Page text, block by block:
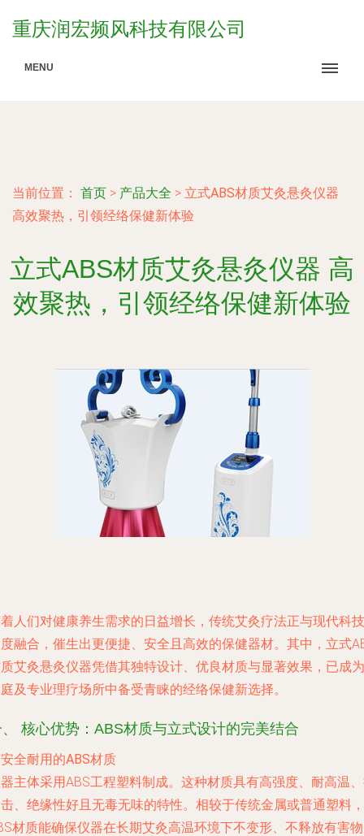
重庆润宏频风科技有限公司
MENU
当前位置： 首页 > 产品大全 > 立式ABS材质艾灸悬灸仪器
高效聚热，引领经络保健新体验
立式ABS材质艾灸悬灸仪器 高
效聚热，引领经络保健新体验
人们对健康养生需求的日益增长，传统艾灸疗法正与现代科技
融合，催生出更便捷、安全且高效的保健器材。其中，立式
艾灸悬灸仪器凭借其独特设计、优良材质与显著效果，已成为
及专业理疗场所中备受青睐的经络保健新选择。
核心优势：ABS材质与立式设计的完美结合
全耐用的ABS材质
主体采用ABS工程塑料制成。这种材质具有高强度、耐高温
、绝缘性好且无毒无味的特性。相较于传统金属或普通塑料，
材质能确保仪器在长期艾灸高温环境下不变形、不释放有害物